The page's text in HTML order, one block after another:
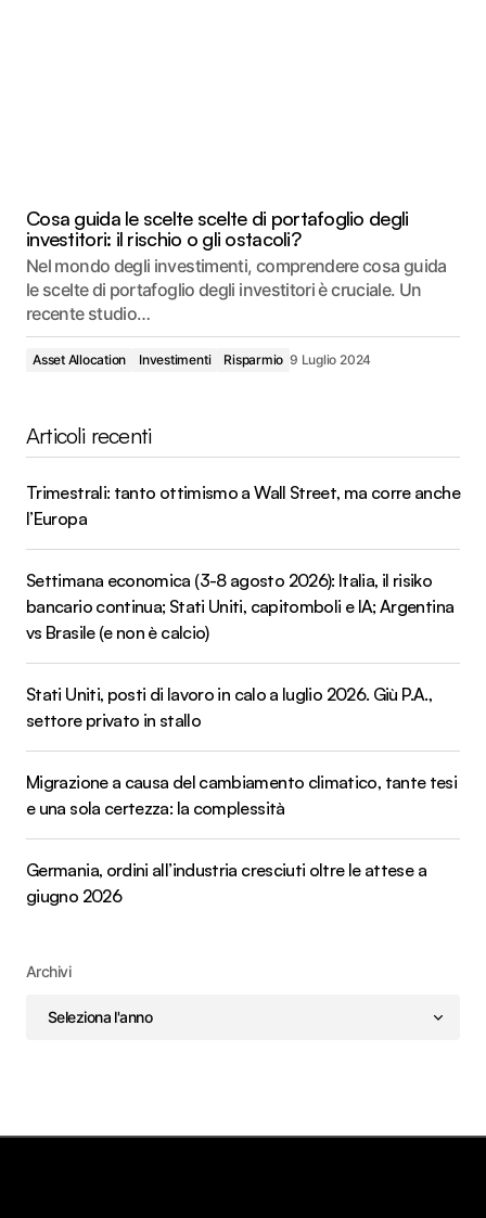
Cosa guida le scelte scelte di portafoglio degli
investitori: il rischio o gli ostacoli?
Nel mondo degli investimenti, comprendere cosa guida
le scelte di portafoglio degli investitori è cruciale. Un
recente studio…
Asset Allocation Investimenti Risparmio 9 Luglio 2024
Articoli recenti
Trimestrali: tanto ottimismo a Wall Street, ma corre anche
l’Europa
Settimana economica (3-8 agosto 2026): Italia, il risiko
bancario continua; Stati Uniti, capitomboli e IA; Argentina
vs Brasile (e non è calcio)
Stati Uniti, posti di lavoro in calo a luglio 2026. Giù P.A.,
settore privato in stallo
Migrazione a causa del cambiamento climatico, tante tesi
e una sola certezza: la complessità
Germania, ordini all’industria cresciuti oltre le attese a
giugno 2026
Archivi